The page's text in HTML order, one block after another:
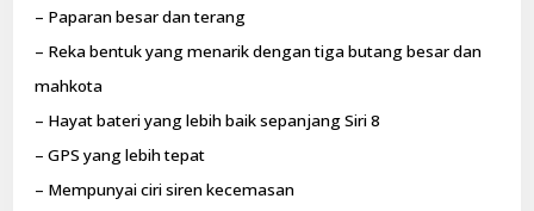
– Paparan besar dan terang
– Reka bentuk yang menarik dengan tiga butang besar dan
mahkota
– Hayat bateri yang lebih baik sepanjang Siri 8
– GPS yang lebih tepat
– Mempunyai ciri siren kecemasan